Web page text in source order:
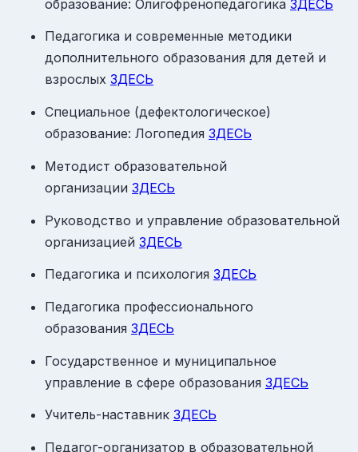
образование: Олигофренопедагогика ЗДЕСЬ
Педагогика и современные методики
дополнительного образования для детей и
взрослых ЗДЕСЬ
Специальное (дефектологическое)
образование: Логопедия ЗДЕСЬ
Методист образовательной
организации ЗДЕСЬ
Руководство и управление образовательной
организацией ЗДЕСЬ
Педагогика и психология ЗДЕСЬ
Педагогика профессионального
образования ЗДЕСЬ
Государственное и муниципальное
управление в сфере образования ЗДЕСЬ
Учитель-наставник ЗДЕСЬ
Педагог-организатор в образовательной